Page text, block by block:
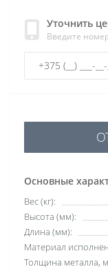
Уточнить
Введите
Основные
Вес (кг):
Высота (мм):
Длина (мм):
Материал
Толщина металла,